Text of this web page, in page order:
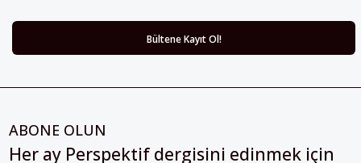
ABONE OLUN
Her ay Perspektif dergisini edinmek için